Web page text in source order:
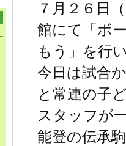
７月２６日
館にて「ボ
もう」を行
今日は試合
と常連の子
スタッフが
能登の伝承